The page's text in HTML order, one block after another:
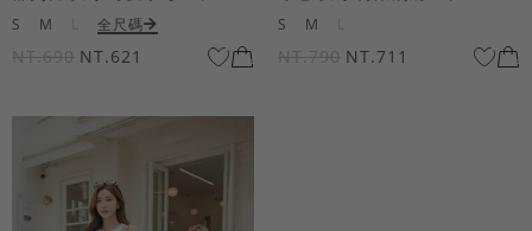
S M 全尺碼
NT.690 NT.621
S M
NT.790 NT.711